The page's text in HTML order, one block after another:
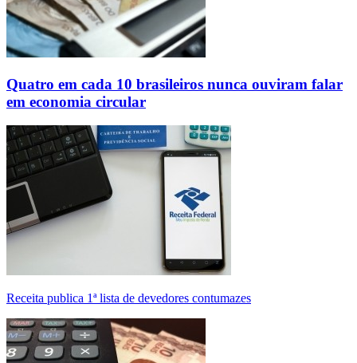
Quatro em cada 10 brasileiros nunca ouviram falar
em economia circular
Receita publica 1ª lista de devedores contumazes